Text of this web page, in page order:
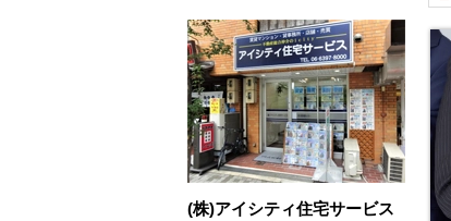
(株)アイシティ住宅サービス